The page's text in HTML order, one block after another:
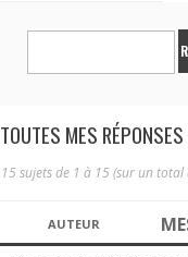
TOUTES MES
15 sujets de 1 à 15 (sur un total
AUTEUR